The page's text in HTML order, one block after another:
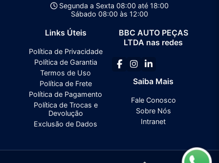
Segunda a Sexta 08:00 até 18:00
Sábado 08:00 às 12:00
Links Úteis
Política de Privacidade
Política de Garantia
Termos de Uso
Política de Frete
Política de Pagamento
Política de Trocas e
Devolução
Exclusão de Dados
BBC AUTO PEÇAS
LTDA nas redes
Saiba Mais
Fale Conosco
Sobre Nós
Intranet